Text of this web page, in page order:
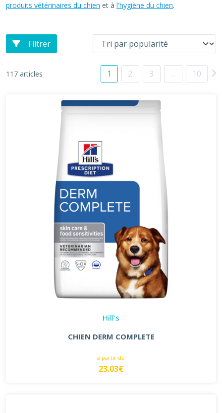
produits vétérinaires du chien et à l'hygiène du chien.
Filtrer
117 articles 1 2 3 … 10
Hill's
CHIEN DERM COMPLETE
à partir de
23.03€